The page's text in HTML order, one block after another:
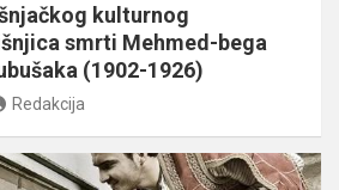
kulturnog
smrti Mehmed-bega
(1902-1926)
Redakcija